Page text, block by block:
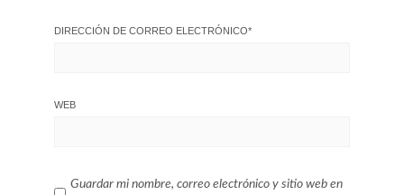
DIRECCIÓN DE CORREO ELECTRÓNICO*
WEB
Guardar mi nombre, correo electrónico y sitio web en